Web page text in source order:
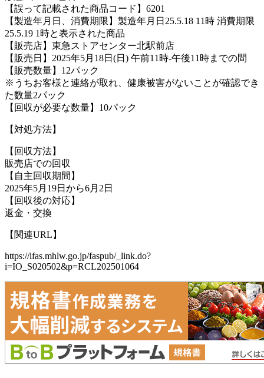
【誤って記載された商品コード】6201
【製造年月日、消費期限】製造年月日25.5.18 11時 消費期限
25.5.19 1時と表示された商品
【販売店】東急ストアセンター北駅前店
【販売日】2025年5月18日(日) 午前11時-午後11時までの間
【販売数量】12パック
※うちお客様と連絡が取れ、健康被害がないことが確認でき
た数量2パック
【回収が必要な数量】10パック
【対処方法】
【回収方法】
販売店での回収
【自主回収期間】
2025年5月19日から6月2日
【回収後の対応】
返金・交換
【関連URL】
https://ifas.mhlw.go.jp/faspub/_link.do?
i=IO_S020502&p=RCL202501064